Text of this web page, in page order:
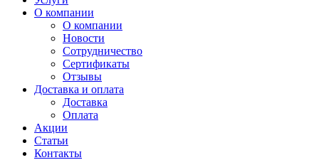
О компании
О компании
Новости
Сотрудничество
Сертификаты
Отзывы
Доставка и оплата
Доставка
Оплата
Акции
Статьи
Контакты